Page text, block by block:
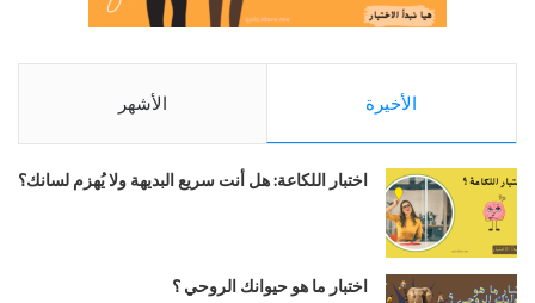
الأخيرة الأشهر
اختبار اللكاعة: هل أنت سريع البديهة ولا يُهزم لسانك؟
اختبار ما هو حيوانك الروحي ؟